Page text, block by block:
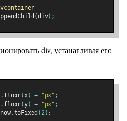
(div);
div, устанавливая его
. floor(x) + "px" ;
. floor(y) + "px" ;
now.toFixed ( 2);